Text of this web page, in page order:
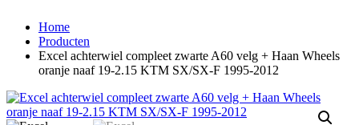
Home
Producten
Excel achterwiel compleet zwarte A60 velg + Haan Wheels
oranje naaf 19-2.15 KTM SX/SX-F 1995-2012